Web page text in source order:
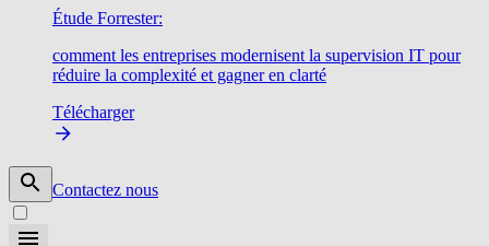
Étude Forrester:
comment les entreprises modernisent la supervision IT pour
réduire la complexité et gagner en clarté
Télécharger
Contactez nous